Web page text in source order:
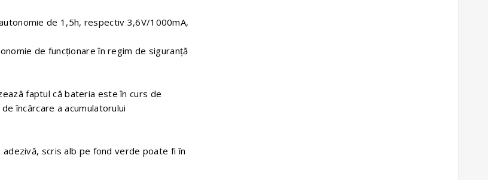
de 1,5h, respectiv 3,6V/1000mA,
de funcţionare în regim de siguranţă
faptul că bateria este în curs de
încărcare a acumulatorului
scris alb pe fond verde poate fi în